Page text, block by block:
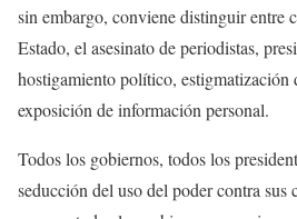
sin embargo, conviene distinguir entre
Estado, el asesinato de periodistas,
hostigamiento político, estigmatización
exposición de información personal.
Todos los gobiernos, todos los
seducción del uso del poder contra sus